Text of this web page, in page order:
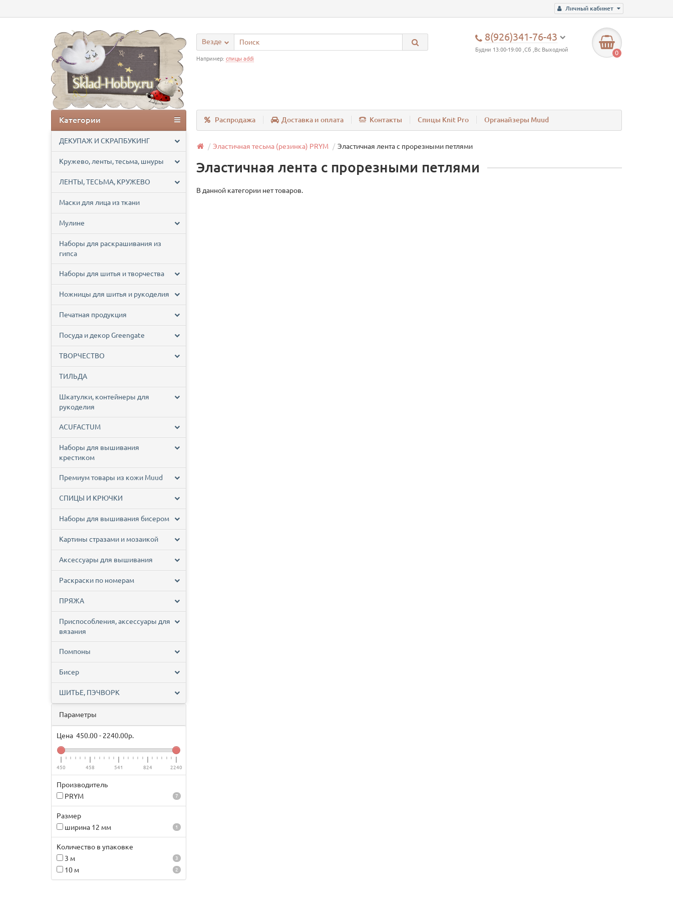
Личный кабинет
8(926)341-76-43
Будни 13:00-19:00 ,Сб ,Вс Выходной 0
Везде
Например: спицы addi
Распродажа Доставка и оплата Контакты Спицы Knit Pro Органайзеры Muud
Категории
ДЕКУПАЖ И СКРАПБУКИНГ
Кружево, ленты, тесьма, шнуры
ЛЕНТЫ, ТЕСЬМА, КРУЖЕВО
Маски для лица из ткани
Мулине
Наборы для раскрашивания из
гипса
Наборы для шитья и творчества
Ножницы для шитья и рукоделия
Печатная продукция
Посуда и декор Greengate
ТВОРЧЕСТВО
ТИЛЬДА
Шкатулки, контейнеры для
рукоделия
ACUFACTUM
Наборы для вышивания
крестиком
Премиум товары из кожи Muud
СПИЦЫ И КРЮЧКИ
Наборы для вышивания бисером
Картины стразами и мозаикой
Аксессуары для вышивания
Раскраски по номерам
ПРЯЖА
Приспособления, аксессуары для
вязания
Помпоны
Бисер
ШИТЬЕ, ПЭЧВОРК
Эластичная тесьма (резинка) PRYM Эластичная лента с прорезными петлями
Параметры
Цена 450.00- 2240.00р.
450 458 541 824 2240
Производитель
PRYM
7
Размер
ширина 12 мм
1
Количество в упаковке
3 м
3
10 м 2
Эластичная лента с прорезными петлями
В данной категории нет товаров.